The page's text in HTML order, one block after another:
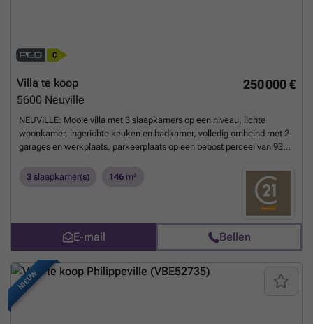
250 000 €
Villa te koop
5600 Neuville
NEUVILLE: Mooie villa met 3 slaapkamers op een niveau, lichte
woonkamer, ingerichte keuken en badkamer, volledig omheind met 2
garages en werkplaats, parkeerplaats op een bebost perceel van 93
voorzieningen. BOD VANAF 210.000 EURO. Onder voorbehoud van
aanvaarding door de eigenaars. ENERGY PERFORMANCE: PEB
N°20240605026794 - PEB: F - E spec: 447 kWh/m².an - E totaal:
3 slaapkamer(s) 146 m²
E-mail Bellen
NIEUW